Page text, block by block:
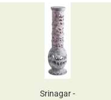
Srinagar -